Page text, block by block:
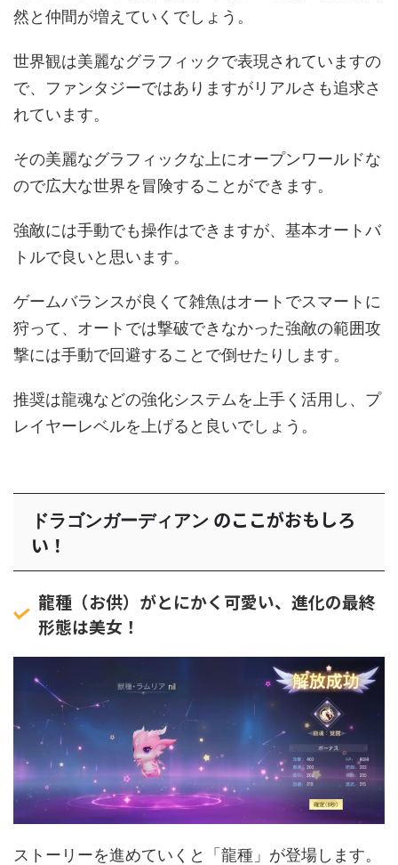
然と仲間が増えていくでしょう。
世界観は美麗なグラフィックで表現されていますの
で、ファンタジーではありますがリアルさも追求さ
れています。
その美麗なグラフィックな上にオープンワールドな
ので広大な世界を冒険することができます。
強敵には手動でも操作はできますが、基本オートバ
トルで良いと思います。
ゲームバランスが良くて雑魚はオートでスマートに
狩って、オートでは撃破できなかった強敵の範囲攻
撃には手動で回避することで倒せたりします。
推奨は龍魂などの強化システムを上手く活用し、プ
レイヤーレベルを上げると良いでしょう。
ドラゴンガーディアン のここがおもしろ
い！
龍種（お供）がとにかく可愛い、進化の最終
形態は美女！
ストーリーを進めていくと「龍種」が登場します。